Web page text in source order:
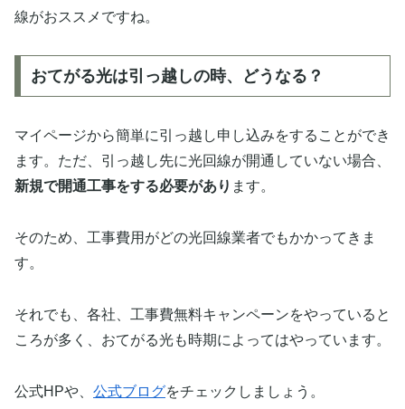
線がおススメですね。
おてがる光は引っ越しの時、どうなる？
マイページから簡単に引っ越し申し込みをすることができ
ます。ただ、引っ越し先に光回線が開通していない場合、
新規で開通工事をする必要があり ます。
そのため、工事費用がどの光回線業者でもかかってきま
す。
それでも、各社、工事費無料キャンペーンをやっていると
ころが多く、おてがる光も時期によってはやっています。
公式HPや、 公式ブログをチェックしましょう。